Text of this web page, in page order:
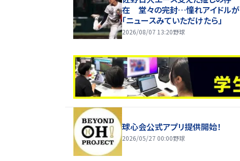
在 堂々の完封…憧れアイドルが
「ニュースみていただけたら」
2026/08/07 13:20野球
球心会公式アプリ提供開始！
2026/05/27 00:00野球